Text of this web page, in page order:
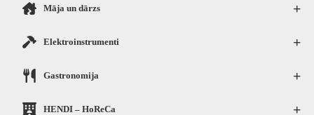
+
Māja un dārzs
+
Elektroinstrumenti
+
Gastronomija
+
HENDI – HoReCa